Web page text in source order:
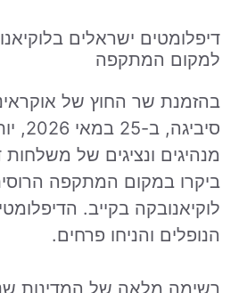
דיפלומטים ישראלים
למקום המתקפה
בהזמנת שר החוץ של
מנהיגים ונציגים של משלחות
ביקרו במקום המתקפה
לוקיאנובקה בקייב.
הנופלים והניחו פרחים.